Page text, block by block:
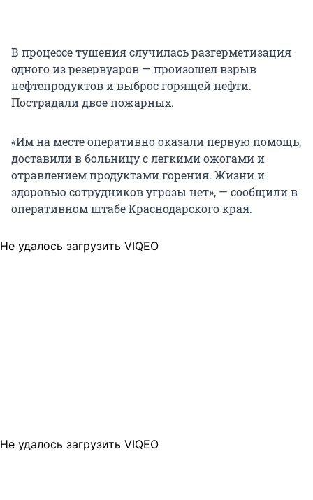
В процессе тушения случиласьразгерметизация
одного из резервуаров — произошел взрыв
нефтепродуктов и выброс горящей нефти.
Пострадали двое пожарных.
«Им на месте оперативно оказали первую помощь,
доставили в больницу с легкими ожогами и
отравлением продуктами горения. Жизни и
здоровью сотрудников угрозы нет», — сообщили в
оперативном штабе Краснодарского края.
Не удалось загрузить VIQEO
Не удалось загрузить VIQEO